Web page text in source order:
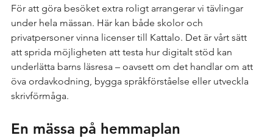
För att göra besöket extra roligt arrangerar vi tävlingar
under hela mässan. Här kan både skolor och
privatpersoner vinna licenser till Kattalo. Det är vårt sätt
att sprida möjligheten att testa hur digitalt stöd kan
underlätta barns läsresa – oavsett om det handlar om att
öva ordavkodning, bygga språkförståelse eller utveckla
skrivförmåga.
En mässa på hemmaplan